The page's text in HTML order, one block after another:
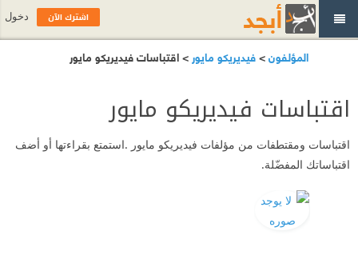
المؤلفون>فيديريكو مايور > اقتباسات فيديريكو مايور
اقتباسات فيديريكو مايور
اقتباسات ومقتطفات من مؤلفات فيديريكو مايور .استمتع بقراءتها أو أضف
اقتباساتك المفضّلة.
اشترك الآن دخول